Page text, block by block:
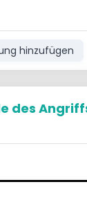
kommt ein
hinzufügen
des